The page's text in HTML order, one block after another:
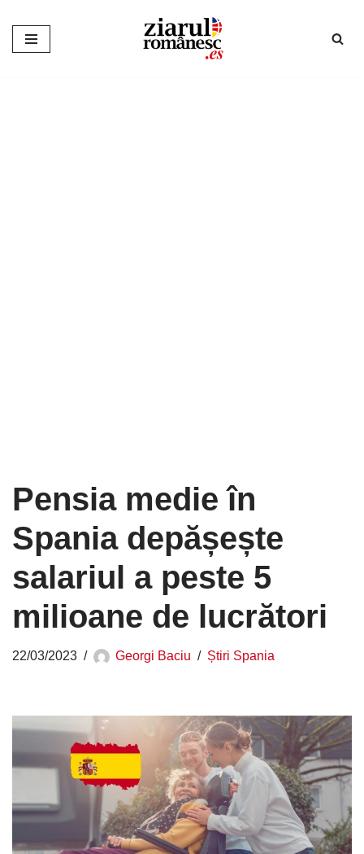
Sari
Pensia medie în
Spania depășește
salariul a peste 5
milioane de lucrători
22/03/2023 Georgi Baciu Știri Spania